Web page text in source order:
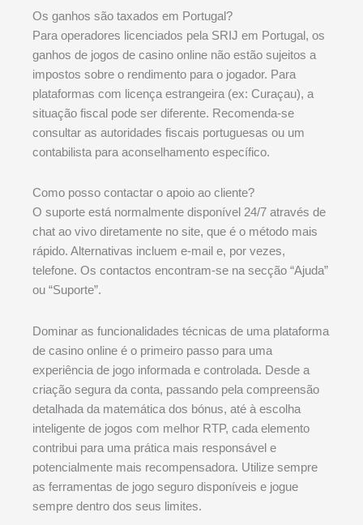
Os ganhos são taxados em Portugal?
Para operadores licenciados pela SRIJ em Portugal, os
ganhos de jogos de casino online não estão sujeitos a
impostos sobre o rendimento para o jogador. Para
plataformas com licença estrangeira (ex: Curaçau), a
situação fiscal pode ser diferente. Recomenda-se
consultar as autoridades fiscais portuguesas ou um
contabilista para aconselhamento específico.
Como posso contactar o apoio ao cliente?
O suporte está normalmente disponível 24/7 através de
chat ao vivo diretamente no site, que é o método mais
rápido. Alternativas incluem e-mail e, por vezes,
telefone. Os contactos encontram-se na secção “Ajuda”
ou “Suporte”.
Dominar as funcionalidades técnicas de uma plataforma
de casino online é o primeiro passo para uma
experiência de jogo informada e controlada. Desde a
criação segura da conta, passando pela compreensão
detalhada da matemática dos bónus, até à escolha
inteligente de jogos com melhor RTP, cada elemento
contribui para uma prática mais responsável e
potencialmente mais recompensadora. Utilize sempre
as ferramentas de jogo seguro disponíveis e jogue
sempre dentro dos seus limites.